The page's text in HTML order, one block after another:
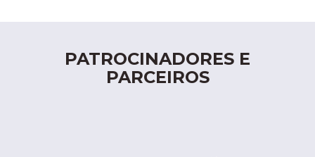
PATROCINADORES E
PARCEIROS